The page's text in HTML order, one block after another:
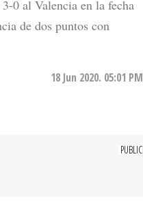
0 al Valencia en la fecha
de dos puntos con
18 Jun 2020. 05:01 PM